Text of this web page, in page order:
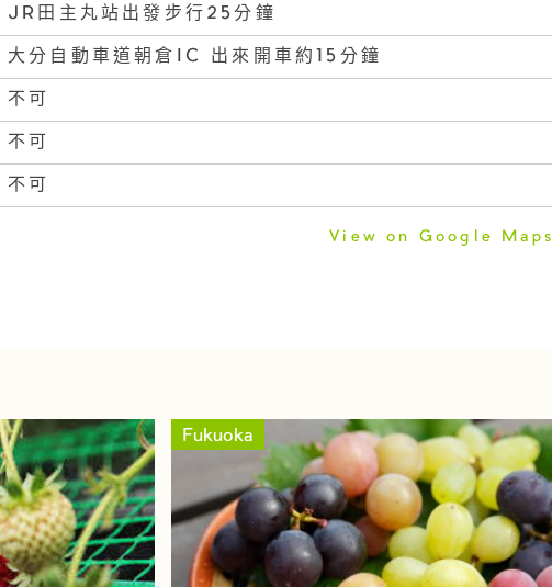
JR田主丸站出發步行25分鐘
大分自動車道朝倉IC 出來開車約15分鐘
不可
不可
不可
View on Google Maps
Fukuoka